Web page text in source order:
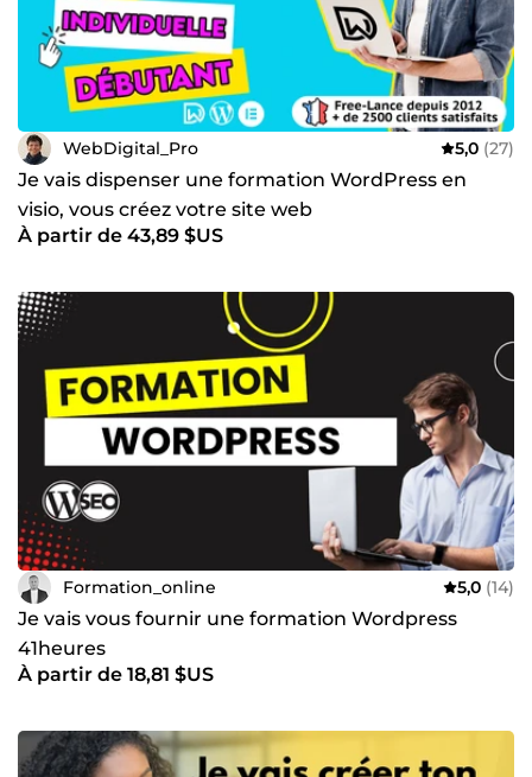
WebDigital_Pro 5,0 (27)
Je vais dispenser une formation WordPress en
visio, vous créez votre site web
À partir de 43,89 $US
Formation_online 5,0 (14)
Je vais vous fournir une formation Wordpress
41heures
À partir de 18,81 $US